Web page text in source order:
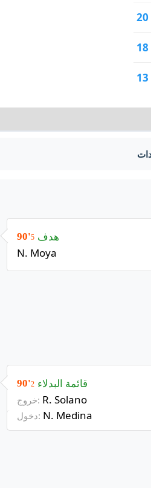
20
18
13
90'5 هدف
N. Moya
90'2 قائمة البدلاء
خروج: R. Solano
دخول: N. Medina